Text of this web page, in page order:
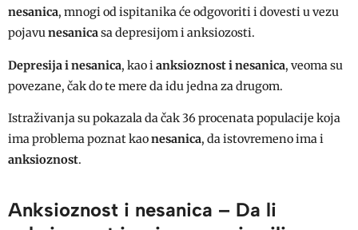
nesanica, mnogi od ispitanika će odgovoriti i dovesti u vezu
pojavunesanicasa depresijom i anksiozosti.
Depresija i nesanica, kao i anksioznost i nesanica, veoma su
povezane, čak do te mere da idu jedna za drugom.
Istraživanja su pokazala da čak 36 procenata populacije koja
ima problema poznat kaonesanica, da istovremeno ima i
anksioznost.
Anksioznost i nesanica – Da li